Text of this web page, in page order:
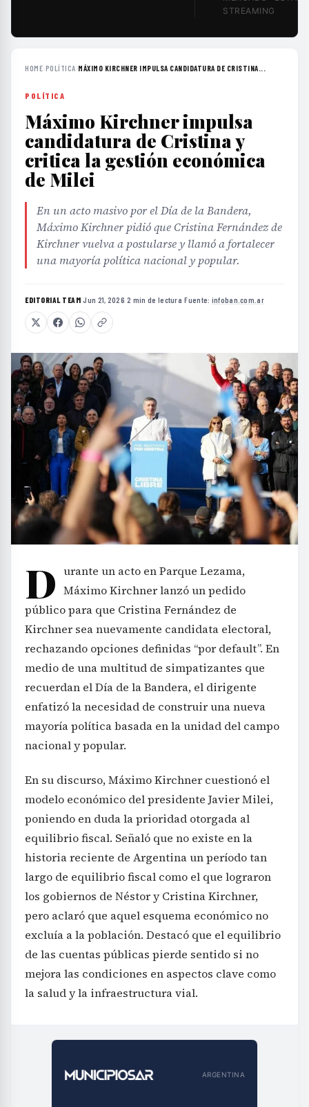
STREAMING
HOME›POLÍTICA›MÁXIMO KIRCHNER IMPULSA CANDIDATURA DE CRISTINA...
POLÍTICA
Máximo Kirchner impulsa
candidatura de Cristina y
critica la gestión económica
de Milei
En un acto masivo por el Día de la Bandera,
Máximo Kirchner pidió que Cristina Fernández de
Kirchner vuelva a postularse y llamó a fortalecer
una mayoría política nacional y popular.
EDITORIAL TEAM·Jun 21, 2026·2 min de lectura·Fuente: infoban.com.ar
D urante un acto en Parque Lezama,
Máximo Kirchner lanzó un pedido
público para que Cristina Fernández de
Kirchner sea nuevamente candidata electoral,
rechazando opciones definidas “por default”. En
medio de una multitud de simpatizantes que
recuerdan el Día de la Bandera, el dirigente
enfatizó la necesidad de construir una nueva
mayoría política basada en la unidad del campo
nacional y popular.
En su discurso, Máximo Kirchner cuestionó el
modelo económico del presidente Javier Milei,
poniendo en duda la prioridad otorgada al
equilibrio fiscal. Señaló que no existe en la
historia reciente de Argentina un período tan
largo de equilibrio fiscal como el que lograron
los gobiernos de Néstor y Cristina Kirchner,
pero aclaró que aquel esquema económico no
excluía a la población. Destacó que el equilibrio
de las cuentas públicas pierde sentido si no
mejora las condiciones en aspectos clave como
la salud y la infraestructura vial.
ARGENTINA